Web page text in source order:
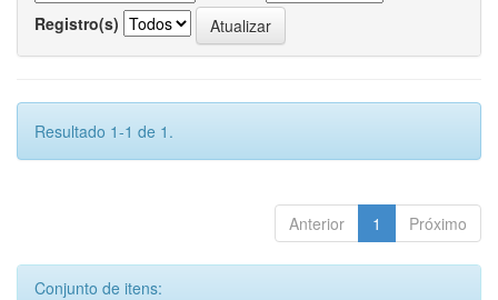
Registro(s)
Resultado 1-1 de 1.
Anterior 1 Próximo
Conjunto de itens: